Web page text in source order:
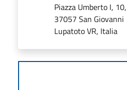
Piazza Umberto I, 10,
37057 San Giovanni
Lupatoto VR, Italia